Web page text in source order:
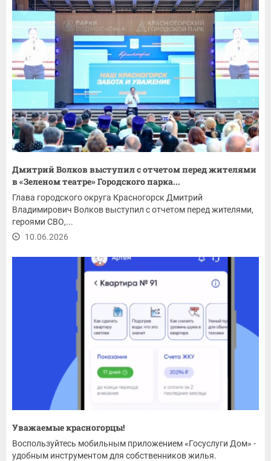
Дмитрий Волков выступил с отчетом перед жителями
в «Зеленом театре» Городского парка...
Глава городского округа Красногорск Дмитрий
Владимирович Волков выступил с отчетом перед жителями,
героями СВО,...
10.06.2026
Уважаемые красногорцы!
Воспользуйтесь мобильным приложением «Госуслуги Дом» -
удобным инструментом для собственников жилья.